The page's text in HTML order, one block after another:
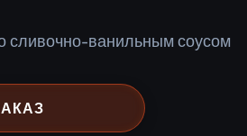
сливочно-ванильным соусом